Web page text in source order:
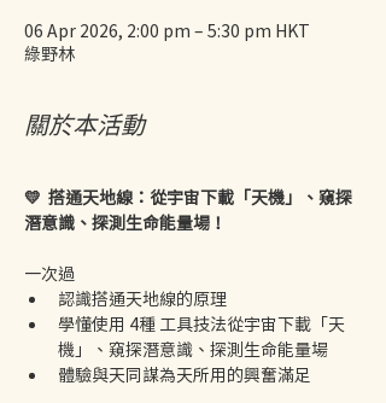
06 Apr 2026, 2:00 pm – 5:30 pm HKT
綠野林
關於本活動
💛  搭通天地線：從宇宙下載「天機」、窺探
潛意識、探測生命能量場！
一次過
認識搭通天地線的原理
學懂使用 4種 工具技法從宇宙下載「天
機」、窺探潛意識、探測生命能量場
體驗與天同謀為天所用的興奮滿足